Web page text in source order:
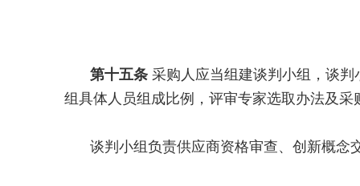
第十五条 采购人应当组建谈判小组，谈
组具体人员组成比例，评审专家选取办法及
谈判小组负责供应商资格审查、创新概念